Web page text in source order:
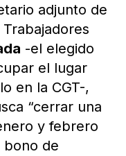
adjunto de
-el elegido
el lugar
en la CGT-,
“cerrar una
y febrero
de